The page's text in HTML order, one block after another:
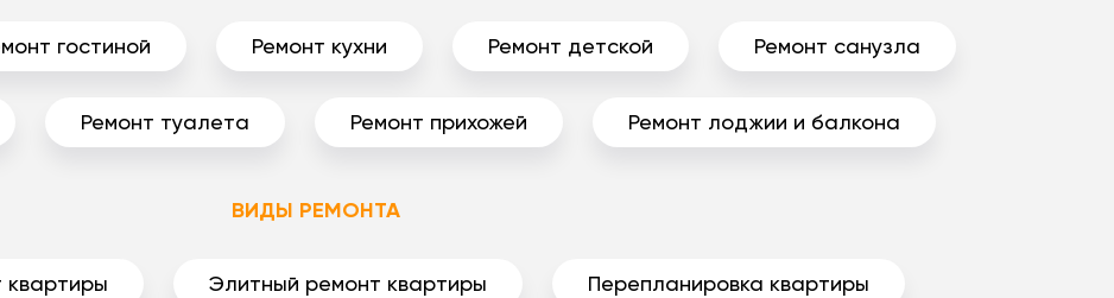
гостиной Ремонт кухни Ремонт детской Ремонт санузла
Ремонт туалета Ремонт прихожей Ремонт лоджии и балкона
ВИДЫ РЕМОНТА
квартиры Элитный ремонт квартиры Перепланировка квартиры